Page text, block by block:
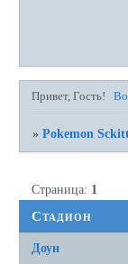
Привет, Гость!
»Pokemon
Стадион
Страница: 1
Доун